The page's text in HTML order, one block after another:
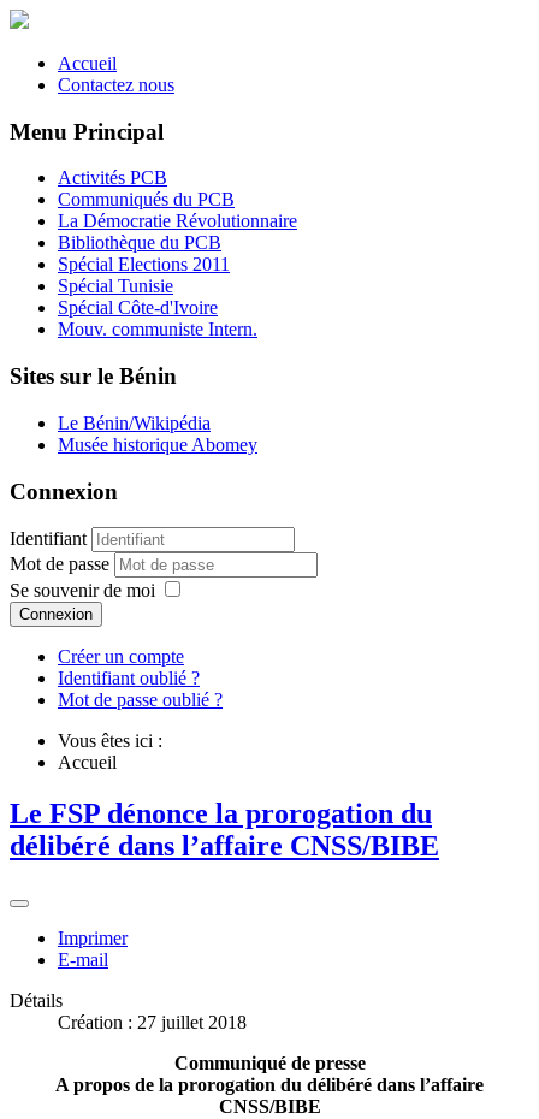
Accueil
Contactez nous
Menu Principal
Activités PCB
Communiqués du PCB
La Démocratie Révolutionnaire
Bibliothèque du PCB
Spécial Elections 2011
Spécial Tunisie
Spécial Côte-d'Ivoire
Mouv. communiste Intern.
Sites sur le Bénin
Le Bénin/Wikipédia
Musée historique Abomey
Connexion
Identifiant
Mot de passe
Se souvenir de moi
Connexion
Créer un compte
Identifiant oublié ?
Mot de passe oublié ?
Vous êtes ici :
Accueil
Le FSP dénonce la prorogation du
délibéré dans l’affaire CNSS/BIBE
Imprimer
E-mail
Détails
Création : 27 juillet 2018
Communiqué de presse
A propos de la prorogation du délibéré dans l’affaire
CNSS/BIBE